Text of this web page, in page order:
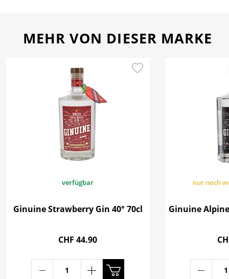
MEHR VON DIESER MARKE
verfügbar
Ginuine Strawberry Gin 40° 70cl
CHF 44.90
nur noch
Ginuine